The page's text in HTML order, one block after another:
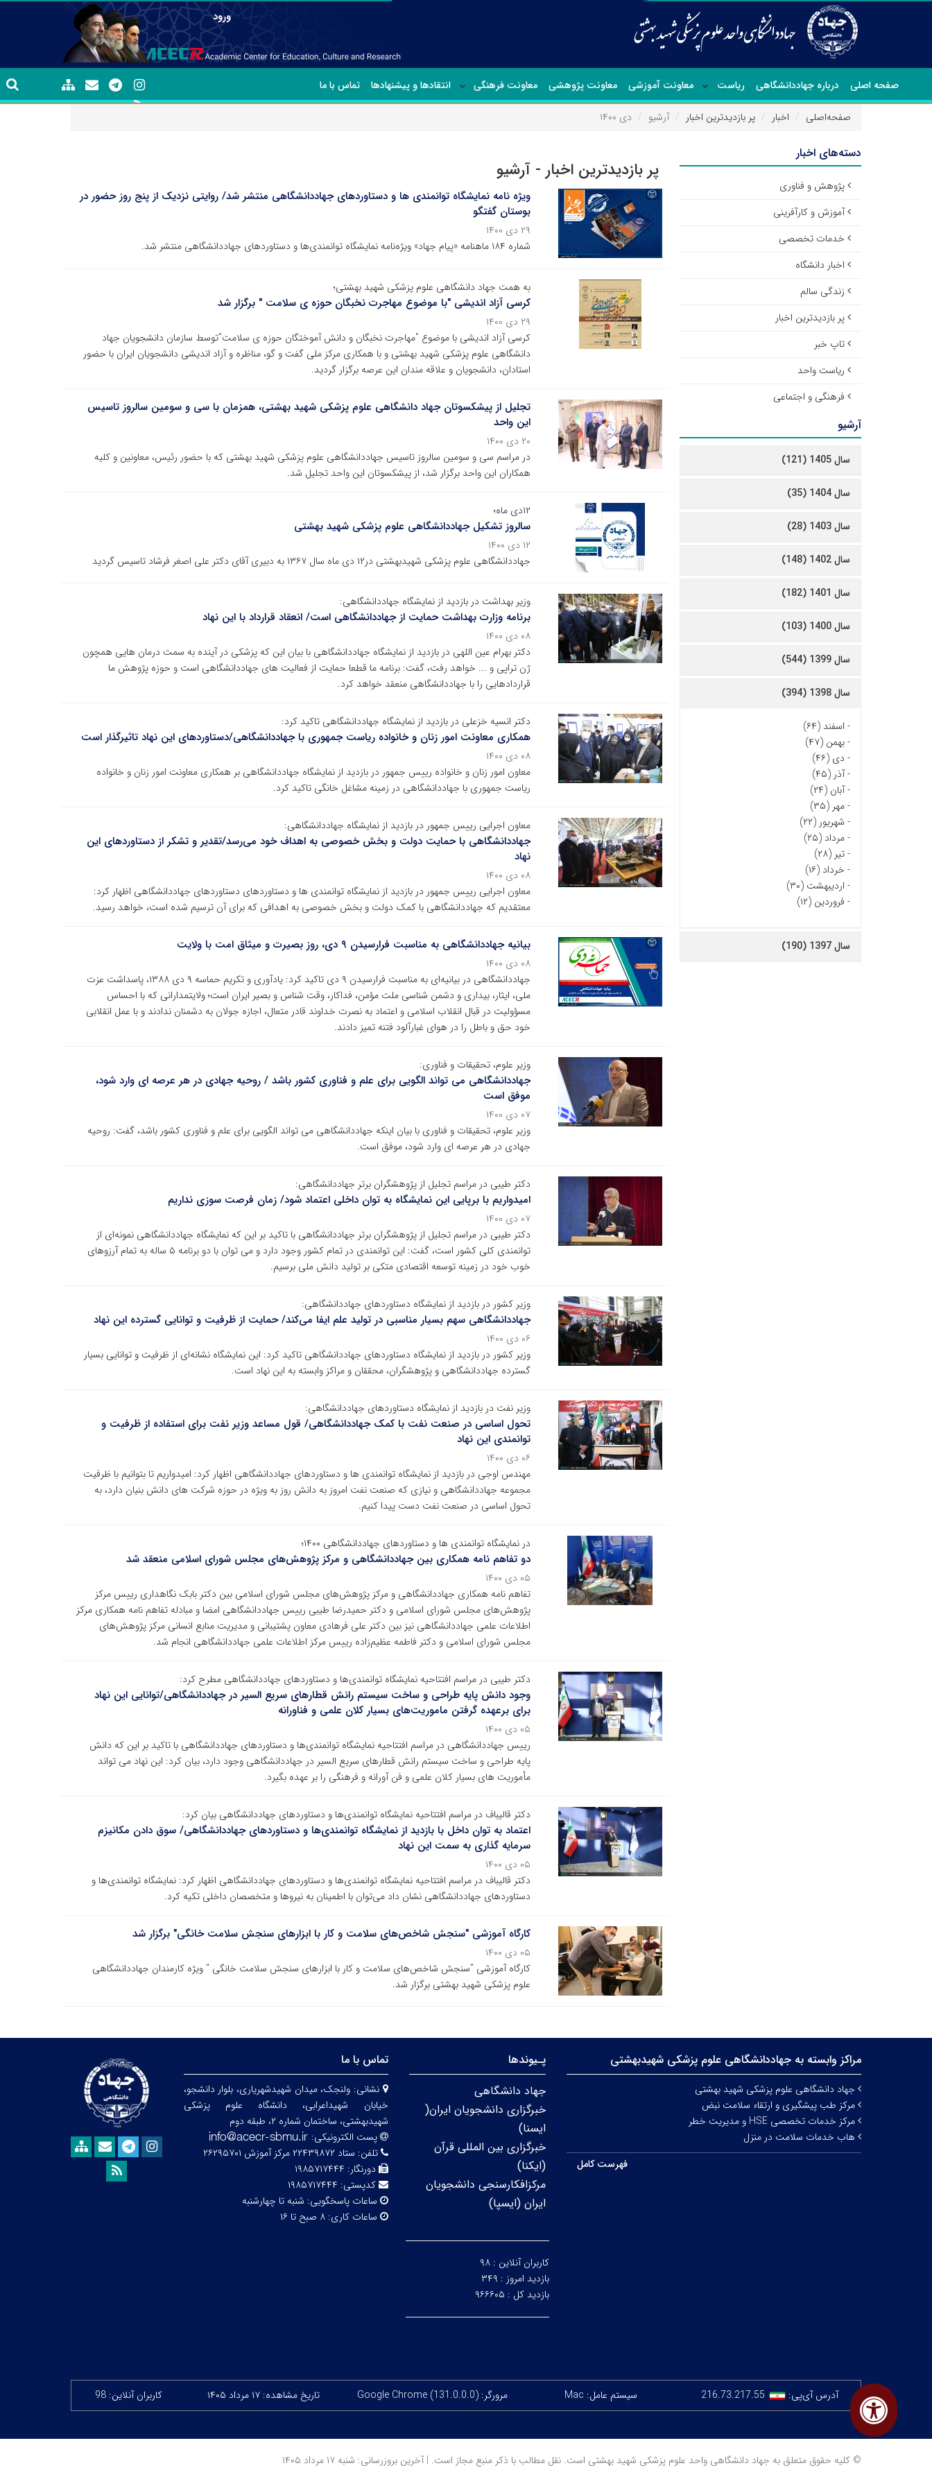
ورود
صفحه اصلی درباره جهاددانشگاهی ریاست معاونت آموزشی معاونت پژوهشی معاونت فرهنگی انتقادها و پیشنهادها تماس با ما
صفحه‌اصلی اخبار پر بازدیدترین اخبار آرشیو دی ۱۴۰۰
پر بازدیدترین اخبار - آرشیو
ویژه نامه نمایشگاه توانمندی ها و دستاوردهای جهاددانشگاهی منتشر شد/ روایتی نزدیک از پنج روز حضور در
بوستان گفتگو
۲۹ دی ۱۴۰۰
شماره ۱۸۴ ماهنامه «پیام جهاد» ویژه‌نامه نمایشگاه توانمندی‌ها و دستاوردهای جهاددانشگاهی منتشر شد.
به همت جهاد دانشگاهی علوم پزشکی شهید بهشتی؛
کرسی آزاد اندیشی "با موضوع مهاجرت نخبگان حوزه ی سلامت " برگزار شد
۲۹ دی ۱۴۰۰
کرسی آزاد اندیشی با موضوع "مهاجرت نخبگان و دانش آموختگان حوزه ی سلامت"توسط سازمان دانشجویان جهاد
دانشگاهی علوم پزشکی شهید بهشتی و با همکاری مرکز ملی گفت و گو، مناظره و آزاد اندیشی دانشجویان ایران با حضور
استادان، دانشجویان و علاقه مندان این عرصه برگزار گردید.
تجلیل از پیشکسوتان جهاد دانشگاهی علوم پزشکی شهید بهشتی، همزمان با سی و سومین سالروز تاسیس
این واحد
۲۰ دی ۱۴۰۰
در مراسم سی و سومین سالروز تاسیس جهاددانشگاهی علوم پزشکی شهید بهشتی که با حضور رئیس، معاونین و کلیه
همکاران این واحد برگزار شد، از پیشکسوتان این واحد تجلیل شد.
۱۲دی ماه؛
سالروز تشکیل جهاددانشگاهی علوم پزشکی شهید بهشتی
۱۲ دی ۱۴۰۰
جهاددانشگاهی علوم پزشکی شهیدبهشتی در۱۲ دی ماه سال ۱۳۶۷ به دبیری آقای دکتر علی اصغر فرشاد تاسیس گردید
وزیر بهداشت در بازدید از نمایشگاه جهاددانشگاهی:
برنامه وزارت بهداشت حمایت از جهاددانشگاهی است/ انعقاد قرارداد با این نهاد
۰۸ دی ۱۴۰۰
دکتر بهرام عین اللهی در بازدید از نمایشگاه جهاددانشگاهی با بیان این که پزشکی در آینده به سمت درمان هایی همچون
ژن تراپی و ... خواهد رفت، گفت: برنامه ما قطعا حمایت از فعالیت های جهاددانشگاهی است و حوزه پژوهش ما
قراردادهایی را با جهاددانشگاهی منعقد خواهد کرد.
دکتر انسیه خزعلی در بازدید از نمایشگاه جهاددانشگاهی تاکید کرد:
همکاری معاونت امور زنان و خانواده ریاست جمهوری با جهاددانشگاهی/دستاوردهای این نهاد تاثیرگذار است
۰۸ دی ۱۴۰۰
معاون امور زنان و خانواده رییس جمهور در بازدید از نمایشگاه جهاددانشگاهی بر همکاری معاونت امور زنان و خانواده
ریاست جمهوری با جهاددانشگاهی در زمینه مشاغل خانگی تاکید کرد.
معاون اجرایی رییس جمهور در بازدید از نمایشگاه جهاددانشگاهی:
جهاددانشگاهی با حمایت دولت و بخش خصوصی به اهداف خود می‌رسد/تقدیر و تشکر از دستاوردهای این
نهاد
۰۸ دی ۱۴۰۰
معاون اجرایی رییس جمهور در بازدید از نمایشگاه توانمندی ها و دستاوردهای دستاوردهای جهاددانشگاهی اظهار کرد:
معتقدیم که جهاددانشگاهی با کمک دولت و بخش خصوصی به اهدافی که برای آن ترسیم شده است، خواهد رسید.
بیانیه جهاددانشگاهی به مناسبت فرارسیدن ۹ دی، روز بصیرت و میثاق امت با ولایت
۰۸ دی ۱۴۰۰
جهاددانشگاهی در بیانیه‌ای به مناسبت فرارسیدن ۹ دی تاکید کرد: یادآوری و تکریم حماسه ۹ دی ۱۳۸۸، پاسداشت عزت
ملی، ایثار، بیداری و دشمن شناسی ملت مؤمن، فداکار، وقت شناس و بصیر ایران است؛ ولایتمدارانی که با احساس
مسؤولیت در قبال انقلاب اسلامی و اعتماد به نصرت خداوند قادر متعال، اجازه جولان به دشمنان ندادند و با عمل انقلابی
خود حق و باطل را در هوای غبارآلود فتنه تمیز دادند.
وزیر علوم، تحقیقات و فناوری:
جهاددانشگاهی می تواند الگویی برای علم و فناوری کشور باشد / روحیه جهادی در هر عرصه ای وارد شود،
موفق است
۰۷ دی ۱۴۰۰
وزیر علوم، تحقیقات و فناوری با بیان اینکه جهاددانشگاهی می تواند الگویی برای علم و فناوری کشور باشد، گفت: روحیه
جهادی در هر عرصه ای وارد شود، موفق است.
دکتر طیبی در مراسم تجلیل از پژوهشگران برتر جهاددانشگاهی:
امیدواریم با برپایی این نمایشگاه به توان داخلی اعتماد شود/ زمان فرصت سوزی نداریم
۰۷ دی ۱۴۰۰
دکتر طیبی در مراسم تجلیل از پژوهشگران برتر جهاددانشگاهی با تاکید بر این که نمایشگاه جهاددانشگاهی نمونه‌ای از
توانمندی کلی کشور است، گفت: این توانمندی در تمام کشور وجود دارد و می توان با دو برنامه ۵ ساله به تمام آرزوهای
خوب خود در زمینه توسعه اقتصادی متکی بر تولید دانش ملی برسیم.
وزیر کشور در بازدید از نمایشگاه دستاوردهای جهاددانشگاهی:
جهاددانشگاهی سهم بسیار مناسبی در تولید علم ایفا می‌کند/ حمایت از ظرفیت و توانایی گسترده این نهاد
۰۶ دی ۱۴۰۰
وزیر کشور در بازدید از نمایشگاه دستاوردهای جهاددانشگاهی تاکید کرد: این نمایشگاه نشانه‌ای از ظرفیت و توانایی بسیار
گسترده جهاددانشگاهی و پژوهشگران، محققان و مراکز وابسته به این نهاد است.
وزیر نفت در بازدید از نمایشگاه دستاوردهای جهاددانشگاهی:
تحول اساسی در صنعت نفت با کمک جهاددانشگاهی/ قول مساعد وزیر نفت برای استفاده از ظرفیت و
توانمندی این نهاد
۰۶ دی ۱۴۰۰
مهندس اوجی در بازدید از نمایشگاه توانمندی ها و دستاوردهای جهاددانشگاهی اظهار کرد: امیدواریم تا بتوانیم با ظرفیت
مجموعه جهاددانشگاهی و نیازی که صنعت نفت امروز به دانش روز به ویژه در حوزه شرکت های دانش بنیان دارد، به
تحول اساسی در صنعت نفت دست پیدا کنیم.
در نمایشگاه توانمندی ها و دستاوردهای جهاددانشگاهی ۱۴۰۰؛
دو تفاهم نامه همکاری بین جهاددانشگاهی و مرکز پژوهش‌های مجلس شورای اسلامی منعقد شد
۰۵ دی ۱۴۰۰
تفاهم نامه همکاری جهاددانشگاهی و مرکز پژوهش‌های مجلس شورای اسلامی بین دکتر بابک نگاهداری رییس مرکز
پژوهش‌های مجلس شورای اسلامی و دکتر حمیدرضا طیبی رییس جهاددانشگاهی امضا و مبادله تفاهم نامه همکاری مرکز
اطلاعات علمی جهاددانشگاهی نیز بین دکتر علی فرهادی معاون پشتیبانی و مدیریت منابع انسانی مرکز پژوهش‌های
مجلس شورای اسلامی و دکتر فاطمه عظیم‌زاده رییس مرکز اطلاعات علمی جهاددانشگاهی انجام شد.
دکتر طیبی در مراسم افتتاحیه نمایشگاه توانمندی‌ها و دستاوردهای جهاددانشگاهی مطرح کرد:
وجود دانش پایه طراحی و ساخت سیستم رانش قطارهای سریع السیر در جهاددانشگاهی/توانایی این نهاد
برای برعهده گرفتن ماموریت‌های بسیار کلان علمی و فناورانه
۰۵ دی ۱۴۰۰
رییس جهاددانشگاهی در مراسم افتتاحیه نمایشگاه توانمندی‌ها و دستاوردهای جهاددانشگاهی با تاکید بر این که دانش
پایه طراحی و ساخت سیستم رانش قطارهای سریع السیر در جهاددانشگاهی وجود دارد، بیان کرد: این نهاد می تواند
مأموریت های بسیار کلان علمی و فن آورانه و فرهنگی را بر عهده بگیرد.
دکتر قالیباف در مراسم افتتاحیه نمایشگاه توانمندی‌ها و دستاوردهای جهاددانشگاهی بیان کرد:
اعتماد به توان داخل با بازدید از نمایشگاه توانمندی‌ها و دستاوردهای جهاددانشگاهی/ سوق دادن مکانیزم
سرمایه گذاری به سمت این نهاد
۰۵ دی ۱۴۰۰
دکتر قالیباف در مراسم افتتاحیه نمایشگاه توانمندی‌ها و دستاوردهای جهاددانشگاهی اظهار کرد: نمایشگاه توانمندی‌ها و
دستاوردهای جهاددانشگاهی نشان داد می‌توان با اطمینان به نیروها و متخصصان داخلی تکیه کرد.
کارگاه آموزشی "سنجش شاخص‌های سلامت و کار با ابزارهای سنجش سلامت خانگی" برگزار شد
۰۵ دی ۱۴۰۰
کارگاه آموزشی "سنجش شاخص‌های سلامت و کار با ابزارهای سنجش سلامت خانگی " ویژه کارمندان جهاددانشگاهی
علوم پزشکی شهید بهشتی برگزار شد.
دسته‌های اخبار
پژوهش و فناوری
آموزش و کارآفرینی
خدمات تخصصی
اخبار دانشگاه
زندگی سالم
پر بازدیدترین اخبار
تاپ خبر
ریاست واحد
فرهنگی و اجتماعی
آرشیو
سال 1405 (121)
سال 1404 (35)
سال 1403 (28)
سال 1402 (148)
سال 1401 (182)
سال 1400 (103)
سال 1399 (544)
سال 1398 (394)
- اسفند (۶۴)
-بهمن (۴۷)
- دی (۴۶)
-آذر (۴۵)
-آبان (۲۴)
-مهر (۳۵)
- شهریور (۲۲)
-مرداد (۲۵)
-تیر (۲۸)
- خرداد (۱۶)
- اردیبهشت (۳۰)
- فروردین (۱۲)
سال 1397 (190)
مراکز وابسته به جهاددانشگاهی علوم‌ پزشکی شهیدبهشتی
جهاد دانشگاهی علوم پزشکی شهید بهشتی
مرکز طب پیشگیری و ارتقاء سلامت نبض
مرکز خدمات تخصصی HSE و مدیریت خطر
هاب خدمات سلامت در منزل
فهرست کامل
پـیوندها
جهاد دانشگاهی
خبرگزاری دانشجویان ایران(
ایسنا)
خبرگزاری بین المللی قرآن
(ایکنا)
مرکزافکارسنجی دانشجویان
ایران (ایسپا)
کاربران آنلاین : ۹۸
بازدید امروز : ۳۴۹
بازدید کل : ۹۶۶۶۰۵
تماس با ما
نشانی: ولنجک، میدان شهیدشهریاری، بلوار دانشجو،
خیابان شهیداعرابی، دانشگاه علوم پزشکی
شهیدبهشتی، ساختمان شماره ۲، طبقه دوم
پست الکترونیکی:
تلفن: ستاد ۲۲۴۳۹۸۷۲ مرکز آموزش ۲۶۲۹۵۷۰۱
دورنگار: ۱۹۸۵۷۱۷۴۴۴
کدپستی: ۱۹۸۵۷۱۷۴۴۴
ساعات پاسخگویی: شنبه تا چهارشنبه
ساعات کاری:۸ صبح تا ۱۶
آدرس آی‌پی: 216.73.217.55 سیستم عامل: Mac مرورگر: Google Chrome (131.0.0.0) تاریخ مشاهده: ۱۷ مرداد ۱۴۰۵ کاربران آنلاین: 98
© کلیه حقوق متعلق به جهاد دانشگاهی واحد علوم پزشکی شهید بهشتی است. نقل مطالب با ذکر منبع مجاز است. | آخرین بروزرسانی: شنبه ۱۷ مرداد ۱۴۰۵